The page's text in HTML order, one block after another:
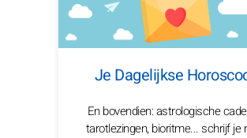
Je Dagelijkse
En bovendien: astrologische
tarotlezingen, bioritme... schrijf je